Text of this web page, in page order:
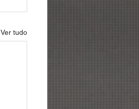
Ver tudo